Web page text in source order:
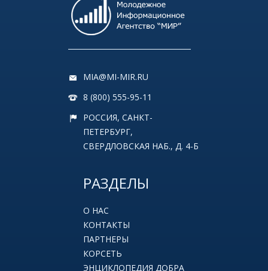
MIA@MI-MIR.RU
8 (800) 555-95-11
РОССИЯ, САНКТ-
ПЕТЕРБУРГ,
СВЕРДЛОВСКАЯ НАБ., Д. 4-Б
РАЗДЕЛЫ
О НАС
КОНТАКТЫ
ПАРТНЕРЫ
КОРСЕТЬ
ЭНЦИКЛОПЕДИЯ ДОБРА